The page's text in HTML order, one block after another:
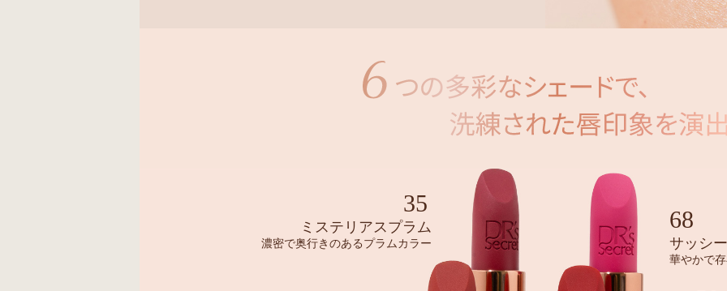
35
ミステリアスプラム
濃密で奥行きのあるプラムカラー
68
サッシ
華やかで